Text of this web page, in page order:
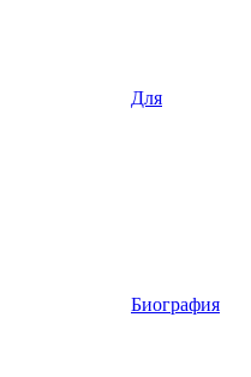
Для
Биография